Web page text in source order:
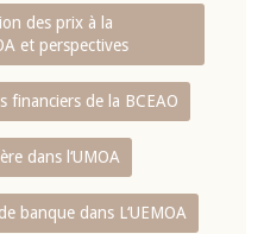
des prix à la
et perspectives
financiers de la BCEAO
dans l‘UMOA
banque dans L‘UEMOA